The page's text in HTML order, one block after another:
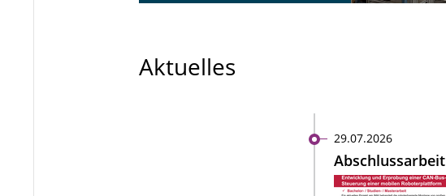
Aktuelles
29.07.2026
Abschlussarbeit